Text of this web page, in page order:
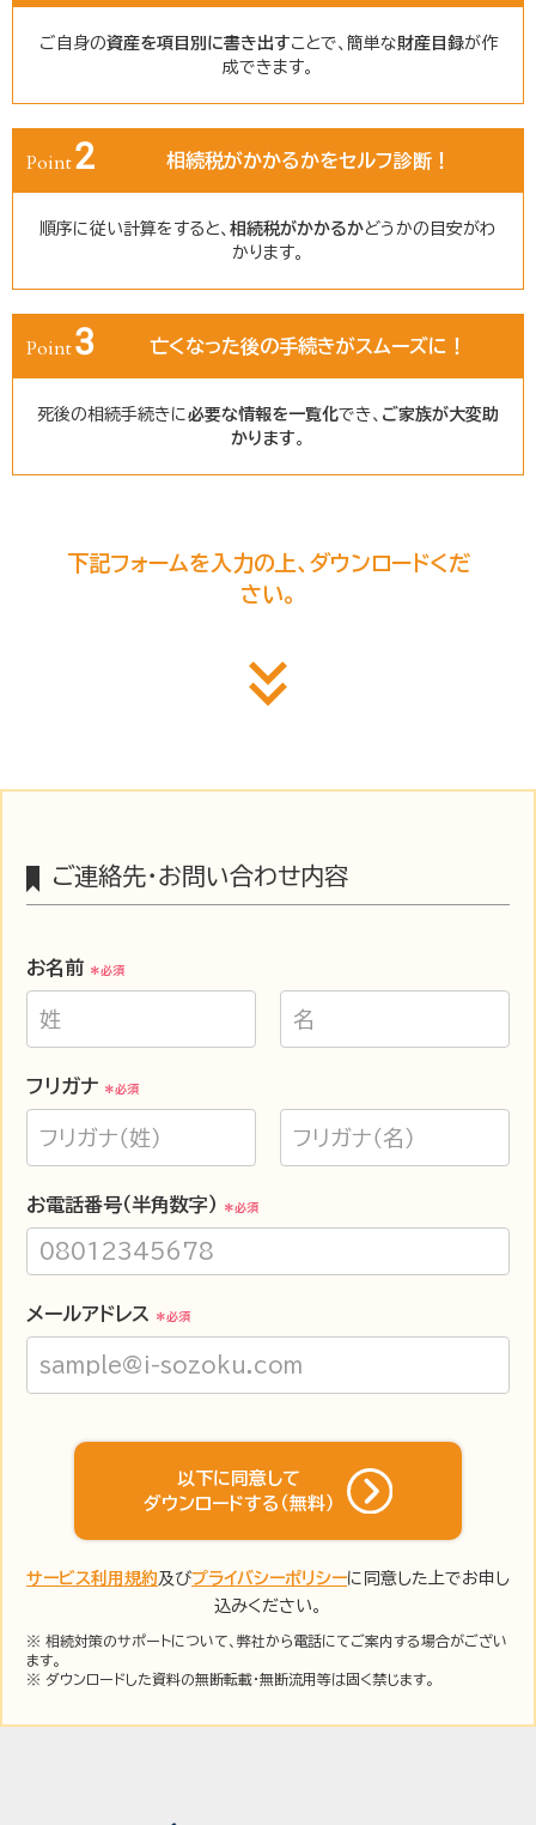
ご自身の資産を項目別に書き出すことで、簡単な財産目録が作
成できます。
Point2 相続税がかかるかをセルフ診断！
順序に従い計算をすると、 相続税がかかるかどうかの目安がわ
かります。
Point3 亡くなった後の手続きがスムーズに！
死後の相続手続きに必要な情報を一覧化でき、 ご家族が大変助
かります。
下記フォームを入力の上、ダウンロードくだ
さい。
keyboard_double_arrow_down
ご連絡先・お問い合わせ内容
お名前 ＊必須
フリガナ ＊必須
お電話番号（半角数字） ＊必須
メールアドレス ＊必須
以下に同意して
ダウンロードする（無料）
サービス利用規約 及びプライバシーポリシーに同意した上でお申し
込みください。
※ 相続対策のサポートについて、弊社から電話にてご案内する場合がござい
ます。
※ ダウンロードした資料の無断転載・無断流用等は固く禁じます。